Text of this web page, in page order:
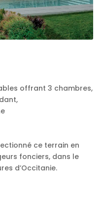
offrant 3 chambres,
ce terrain en
fonciers, dans le
d’Occitanie.